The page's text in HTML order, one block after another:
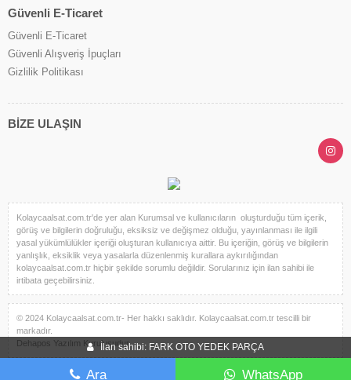
İlan sahibi: FARK OTO YEDEK PARÇA
Ara WhatsApp
Güvenli E-Ticaret
Güvenli E-Ticaret
Güvenli Alışveriş İpuçları
Gizlilik Politikası
BİZE ULAŞIN
Kolaycaalsat.com.tr'de yer alan Kurumsal ve kullanıcıların oluşturduğu tüm içerik,
görüş ve bilgilerin doğruluğu, eksiksiz ve değişmez olduğu, yayınlanması ile ilgili
yasal yükümlülükler içeriği oluşturan kullanıcıya aittir. Bu içeriğin, görüş ve bilgilerin
yanlışlık, eksiklik veya yasalarla düzenlenmiş kurallara aykırılığından
kolaycaalsat.com.tr hiçbir şekilde sorumlu değildir. Sorularınız için ilan sahibi ile
irtibata geçebilirsiniz.
© 2024 Kolaycaalsat.com.tr- Her hakkı saklıdır. Kolaycaalsat.com.tr tescilli bir
markadır.
Dehapos Yazılım Kuruluşudur.